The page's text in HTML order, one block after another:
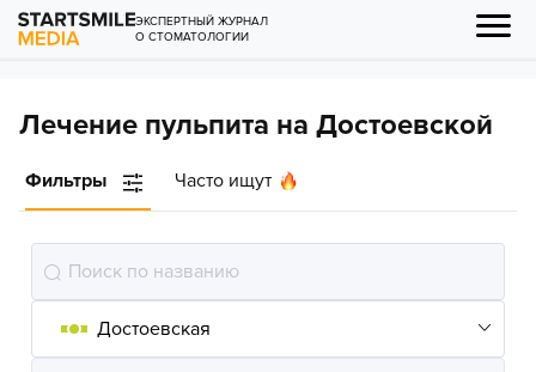
ЭКСПЕРТНЫЙ ЖУРНАЛ
О СТОМАТОЛОГИИ
Лечение пульпита на Достоевской
Фильтры Часто ищут